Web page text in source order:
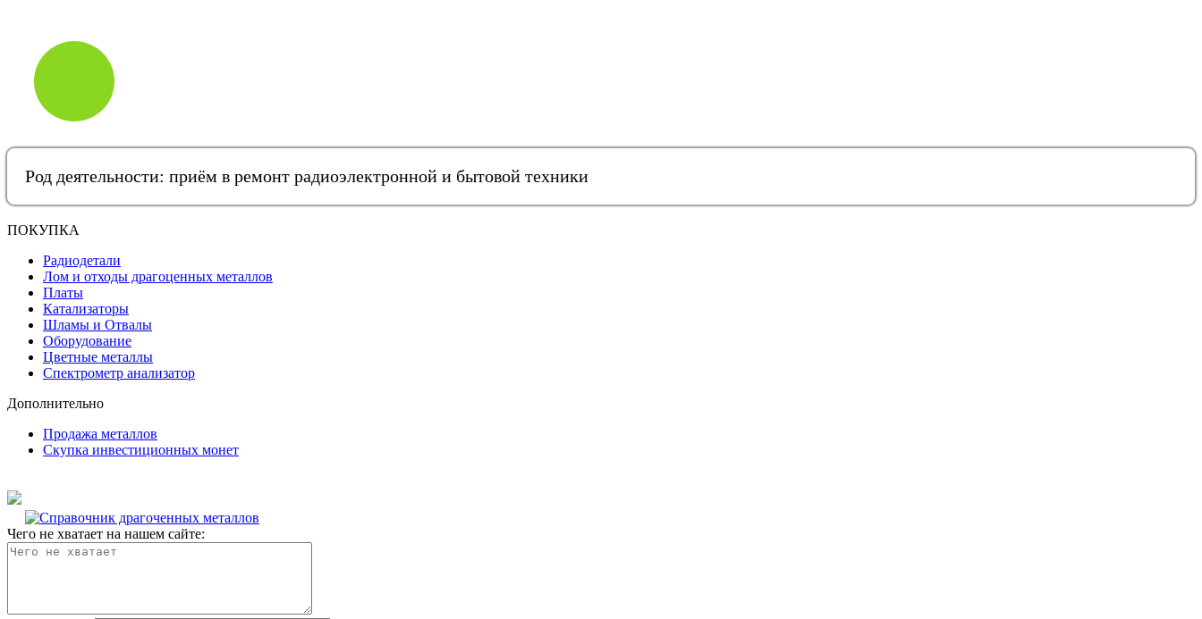
Род деятельности: приём в ремонт радиоэлектронной и бытовой техники
ПОКУПКА
Радиодетали
Лом и отходы драгоценных металлов
Платы
Катализаторы
Шламы и Отвалы
Оборудование
Цветные металлы
Спектрометр анализатор
Дополнительно
Продажа металлов
Скупка инвестиционных монет
Чего не хватает на нашем сайте: